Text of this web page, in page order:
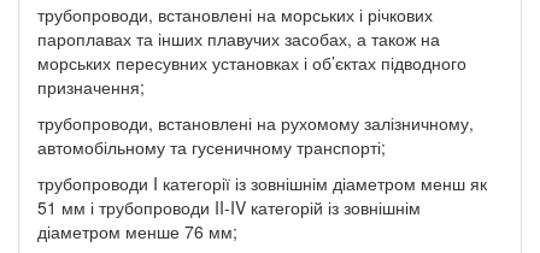
трубопроводи, встановлені на морських і річкових
пароплавах та інших плавучих засобах, а також на
морських пересувних установках і об’єктах підводного
призначення;
трубопроводи, встановлені на рухомому залізничному,
автомобільному та гусеничному транспорті;
трубопроводи I категорії із зовнішнім діаметром менш як
51 мм і трубопроводи II-IV категорій із зовнішнім
діаметром менше 76 мм;